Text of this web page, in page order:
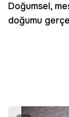
Doğumsel,
doğumu